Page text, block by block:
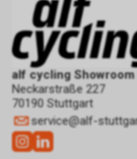
alf cycling Showroom
Neckarstraße 227
70190 Stuttgart
service@alf-